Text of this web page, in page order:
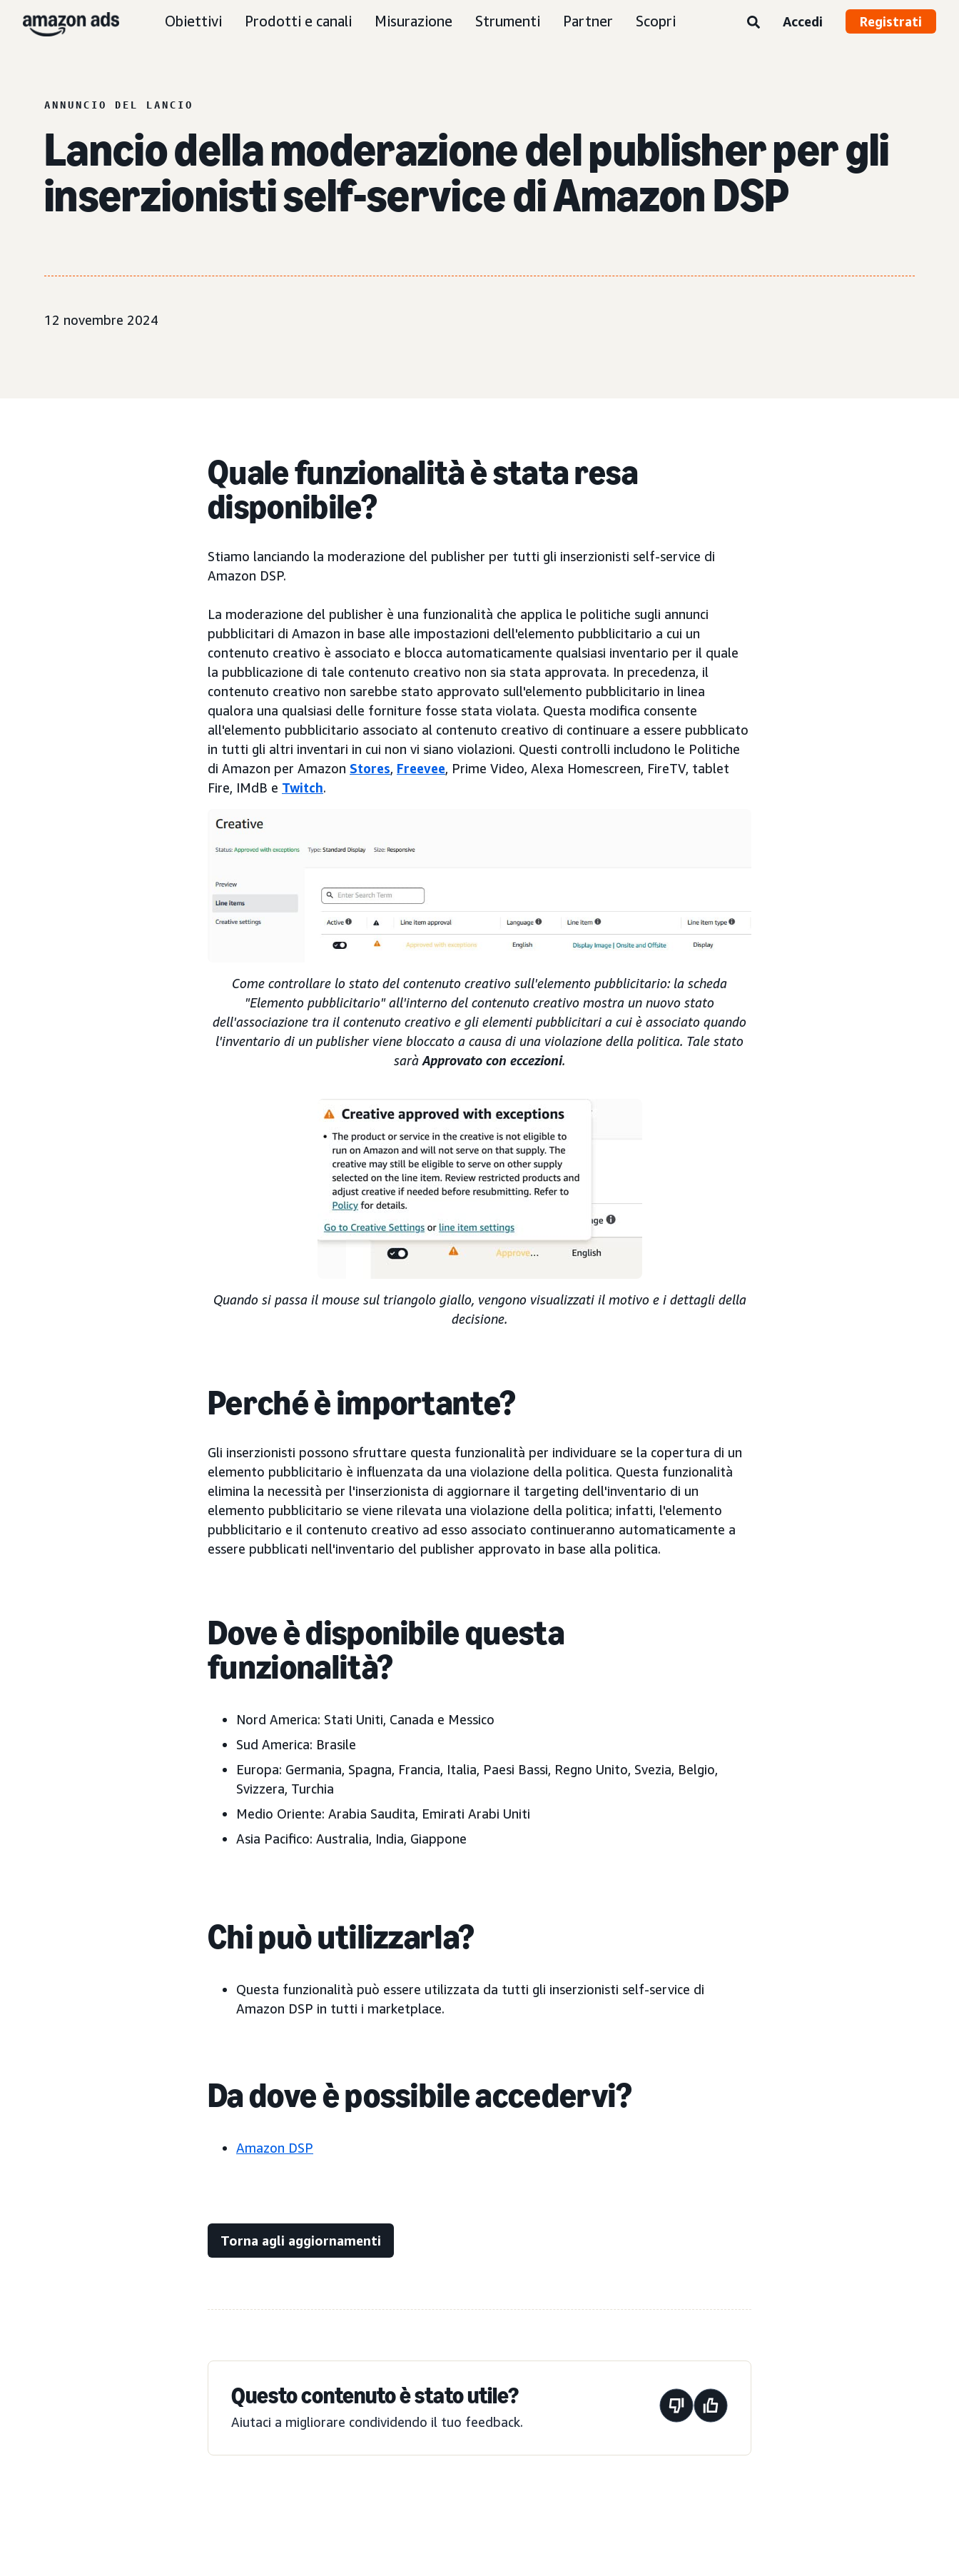
Obiettivi Prodotti e canali Misurazione Strumenti Partner Scopri Accedi Registrati
ANNUNCIO DEL LANCIO
Lancio della moderazione del publisher per gli
inserzionisti self-service di Amazon DSP
12 novembre 2024
Quale funzionalità è stata resa
disponibile?
Stiamo lanciando la moderazione del publisher per tutti gli inserzionisti self-service di
Amazon DSP.
La moderazione del publisher è una funzionalità che applica le politiche sugli annunci
pubblicitari di Amazon in base alle impostazioni dell'elemento pubblicitario a cui un
contenuto creativo è associato e blocca automaticamente qualsiasi inventario per il quale
la pubblicazione di tale contenuto creativo non sia stata approvata. In precedenza, il
contenuto creativo non sarebbe stato approvato sull'elemento pubblicitario in linea
qualora una qualsiasi delle forniture fosse stata violata. Questa modifica consente
all'elemento pubblicitario associato al contenuto creativo di continuare a essere pubblicato
in tutti gli altri inventari in cui non vi siano violazioni. Questi controlli includono le Politiche
di Amazon per Amazon Stores, Freevee, Prime Video, Alexa Homescreen, FireTV, tablet
Fire, IMdB e Twitch.
Come controllare lo stato del contenuto creativo sull'elemento pubblicitario: la scheda
"Elemento pubblicitario" all'interno del contenuto creativo mostra un nuovo stato
dell'associazione tra il contenuto creativo e gli elementi pubblicitari a cui è associato quando
l'inventario di un publisher viene bloccato a causa di una violazione della politica. Tale stato
sarà Approvato con eccezioni.
Quando si passa il mouse sul triangolo giallo, vengono visualizzati il motivo e i dettagli della
decisione.
Perché è importante?
Gli inserzionisti possono sfruttare questa funzionalità per individuare se la copertura di un
elemento pubblicitario è influenzata da una violazione della politica. Questa funzionalità
elimina la necessità per l'inserzionista di aggiornare il targeting dell'inventario di un
elemento pubblicitario se viene rilevata una violazione della politica; infatti, l'elemento
pubblicitario e il contenuto creativo ad esso associato continueranno automaticamente a
essere pubblicati nell'inventario del publisher approvato in base alla politica.
Dove è disponibile questa
funzionalità?
Nord America: Stati Uniti, Canada e Messico
Sud America: Brasile
Europa: Germania, Spagna, Francia, Italia, Paesi Bassi, Regno Unito, Svezia, Belgio,
Svizzera, Turchia
Medio Oriente: Arabia Saudita, Emirati Arabi Uniti
Asia Pacifico: Australia, India, Giappone
Chi può utilizzarla?
Questa funzionalità può essere utilizzata da tutti gli inserzionisti self-service di
Amazon DSP in tutti i marketplace.
Da dove è possibile accedervi?
Amazon DSP
Torna agli aggiornamenti
Questo contenuto è stato utile?
Aiutaci a migliorare condividendo il tuo feedback.